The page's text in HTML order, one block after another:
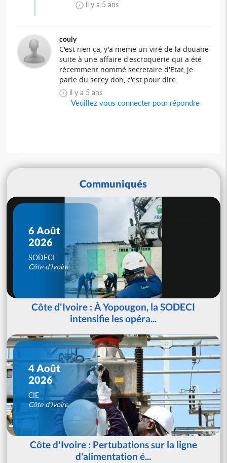
il y a 5 ans
couly
C'est rien ça, y'a meme un viré de la douane
suite à une affaire d'escroquerie qui a été
récemment nommé secretaire d'Etat, je
parle du serey doh, c'est pour dire.
il y a 5 ans
Veuillez vous connecter pour répondre
Communiqués
6 Août
2026
SODECI
Côte d'Ivoire
Côte d'Ivoire : À Yopougon, la SODECI
intensifie les opéra...
4 Août
2026
CIE
Côte d'Ivoire
Côte d'Ivoire : Pertubations sur la ligne
d'alimentation é...